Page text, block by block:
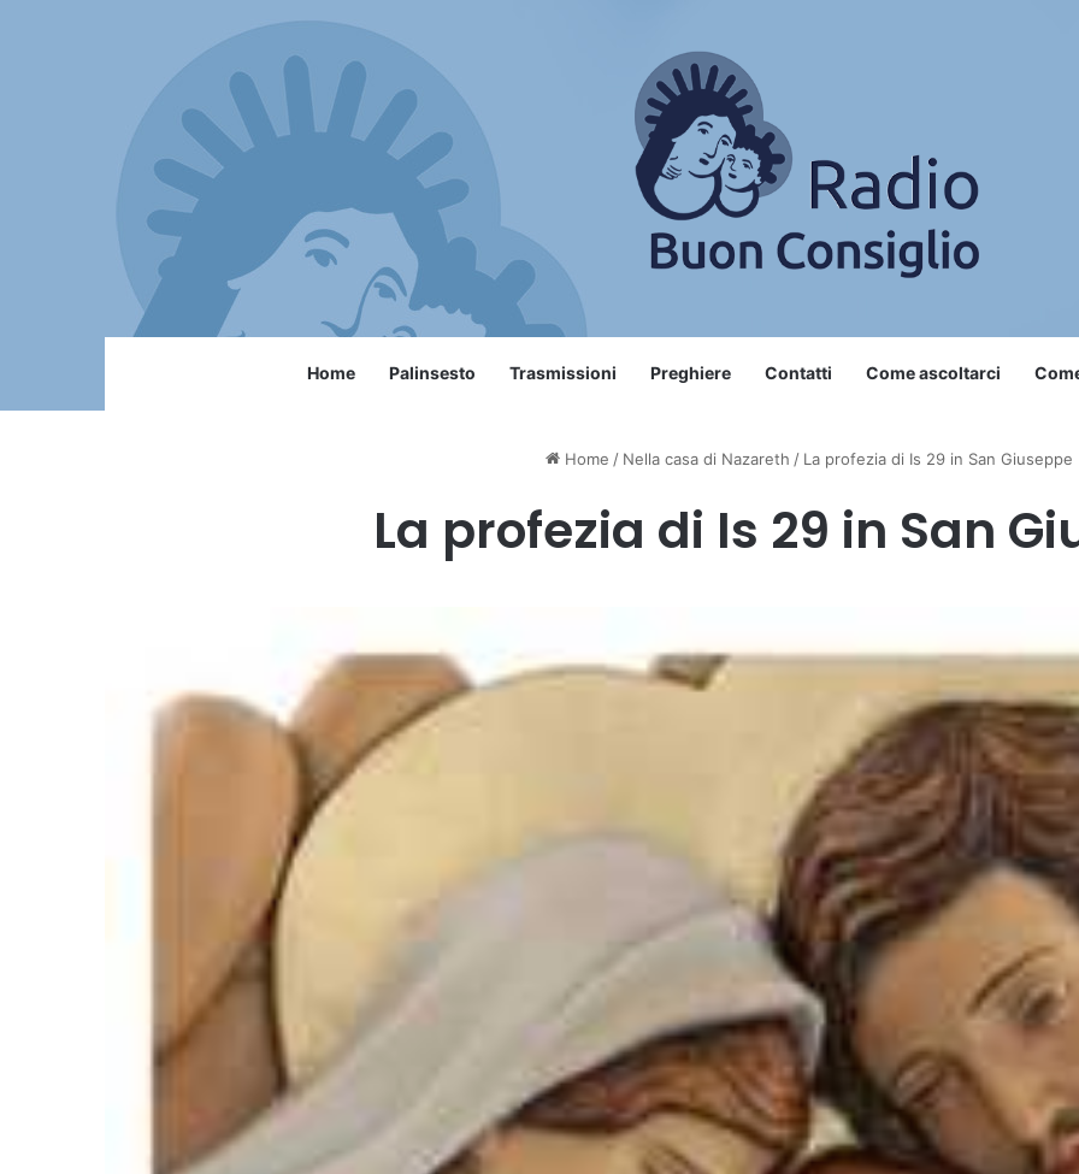
Home Palinsesto Trasmissioni Preghiere Contatti Come ascoltarci
Home / Nella casa di Nazareth / La profezia di Is 29 in San Giuseppe
La profezia di Is 29 in San